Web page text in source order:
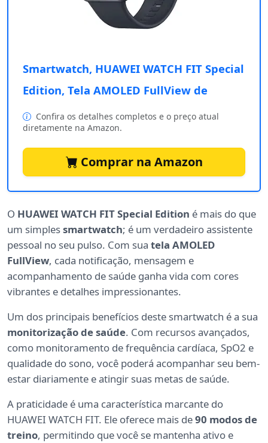
Smartwatch, HUAWEI WATCH FIT Special
Edition, Tela AMOLED FullView de
Confira os detalhes completos e o preço atual
diretamente na Amazon.
Comprar na Amazon
O HUAWEI WATCH FIT Special Edition é mais do que
um simplessmartwatch; é um verdadeiro assistente
pessoal no seu pulso. Com sua tela AMOLED
FullView, cada notificação, mensagem e
acompanhamento de saúde ganha vida com cores
vibrantes e detalhes impressionantes.
Um dos principais benefícios deste smartwatch é a sua
monitorização de saúde. Com recursos avançados,
como monitoramento de frequência cardíaca, SpO2 e
qualidade do sono, você poderá acompanhar seu bem-
estar diariamente e atingir suas metas de saúde.
A praticidade é uma característica marcante do
HUAWEI WATCH FIT. Ele oferece mais de90 modos de
treino, permitindo que você se mantenha ativo e